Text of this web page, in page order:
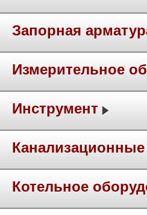
Запорная
Измерительное
Инструмент
Котельное